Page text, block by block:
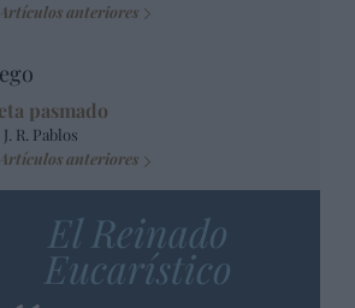
Artículos anteriores
pasmado
R. Pablos
Artículos anteriores
El Reinado
Eucarístico